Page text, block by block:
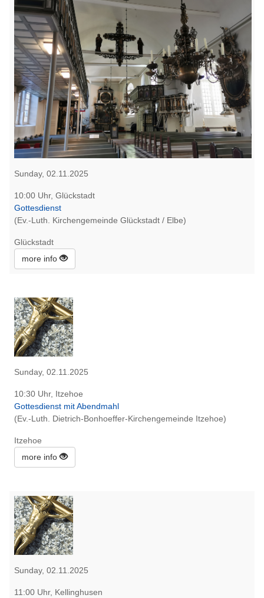
Sunday, 02.11.2025
10:00 Uhr, Glückstadt
Gottesdienst
(Ev.-Luth. Kirchengemeinde Glückstadt / Elbe)
Glückstadt
more info
Sunday, 02.11.2025
10:30 Uhr, Itzehoe
Gottesdienst mit Abendmahl
(Ev.-Luth. Dietrich-Bonhoeffer-Kirchengemeinde Itzehoe)
Itzehoe
more info
Sunday, 02.11.2025
11:00 Uhr, Kellinghusen